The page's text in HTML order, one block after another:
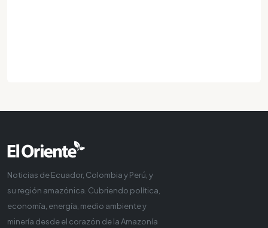
Noticias de Ecuador, Colombia y Perú, y
su región amazónica. Cubriendo política,
economía, energía, medio ambiente y
minería desde el corazón de la Amazonía